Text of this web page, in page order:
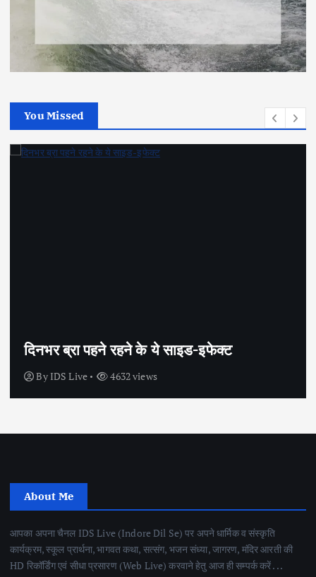
You Missed
सेक्स के अलावा भी कंडोम का उपयोग है?
ByIDS Live 4442 views
About Me
आपका अपना चैनल IDS Live (Indore Dil Se) पर अपने धार्मिक व संस्कृति
कार्यक्रम, स्कूल प्रार्थना, भागवत कथा, सत्संग, भजन संध्या, जागरण, मंदिर आरती की
HD रिकॉर्डिंग एवं सीधा प्रसारण (Web Live) करवाने हेतु आज ही सम्पर्क करें . . .